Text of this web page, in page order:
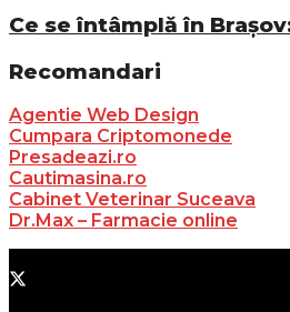
Ce se întâmplă în
Recomandari
Agentie Web Design
Cumpara Criptomonede
Presadeazi.ro
Cautimasina.ro
Cabinet Veterinar Suceava
Dr.Max – Farmacie online